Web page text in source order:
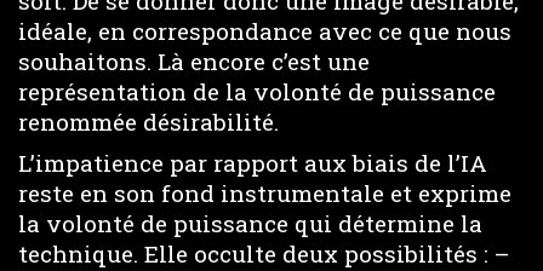
idéale, en correspondance avec ce que nous
souhaitons. Là encore c’est une
représentation de la volonté de puissance
renommée désirabilité.
L’impatience par rapport aux biais de l’IA
reste en son fond instrumentale et exprime
la volonté de puissance qui détermine la
technique. Elle occulte deux possibilités : –